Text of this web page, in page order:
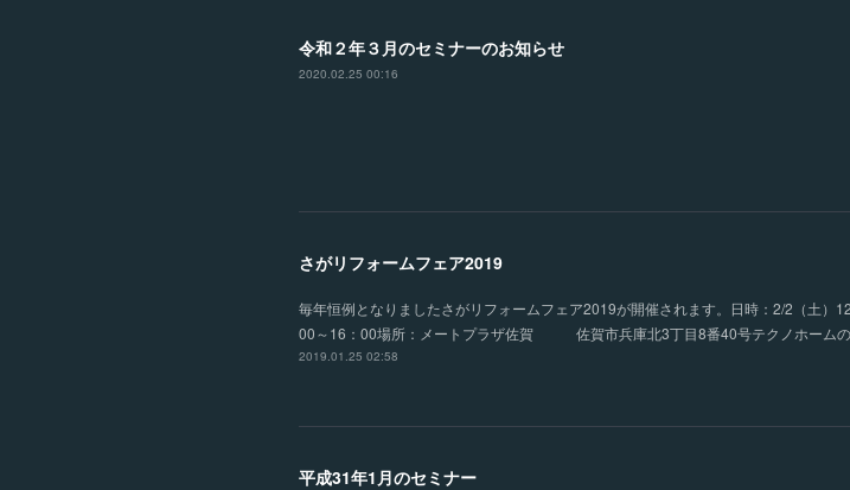
令和２年３月のセミナーのお知らせ
2020.02.25 00:16
さがリフォームフェア2019
毎年恒例となりましたさがリフォームフェア2019が開催されます。日時：2/2（
00～16：00場所：メートプラザ佐賀 佐賀市兵庫北3丁目8番40号テクノホームの
2019.01.25 02:58
平成31年1月のセミナー